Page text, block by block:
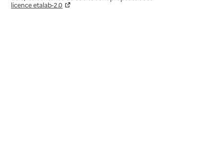
licence etalab-2.0